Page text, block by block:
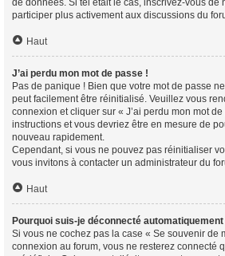
de données. Si tel était le cas, inscrivez-vous de
participer plus activement aux discussions du
Haut
J’ai perdu mon mot de passe !
Pas de panique ! Bien que votre mot de passe
peut facilement être réinitialisé. Veuillez vous
connexion et cliquer sur « J’ai perdu mon mot
instructions et vous devriez être en mesure de
nouveau rapidement.
Cependant, si vous ne pouvez pas réinitialiser
vous invitons à contacter un administrateur du
Haut
Pourquoi suis-je déconnecté automatiquement
Si vous ne cochez pas la case « Se souvenir de
connexion au forum, vous ne resterez connecté